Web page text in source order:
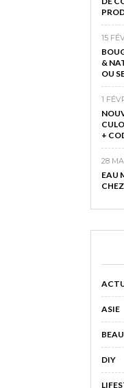
15
&
OU
1
+
28
EAU
ASIE
DIY